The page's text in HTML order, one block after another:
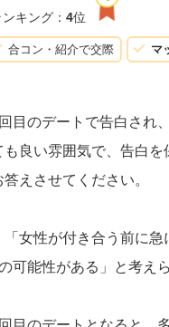
キング： 4位
合コン・紹介で交際 マ
目のデートで告白され
良い雰囲気で、告白
えさせてください。
女性が付き合う前に
可能性がある」と考えら